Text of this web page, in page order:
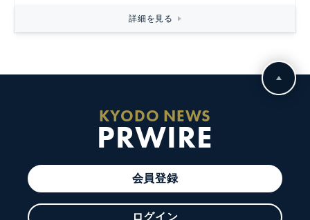
詳細を見る
KYODO NEWS
PRWIRE
会員登録
ログイン